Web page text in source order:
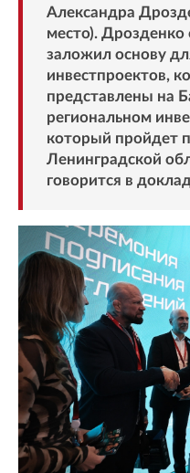
Александра
место).
заложил основу
инвестпроектов,
представлены на
региональном
который пройдет
Ленинградской
говорится в